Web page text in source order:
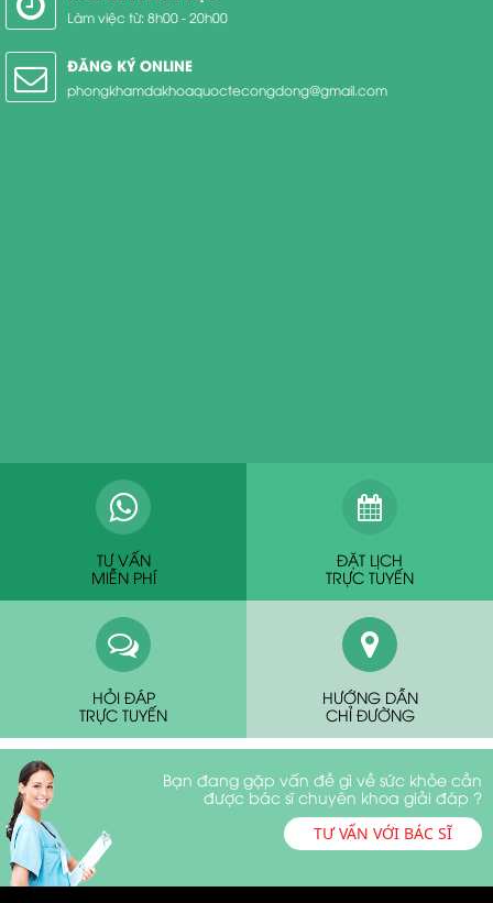
Làm việc từ: 8h00 - 20h00
ĐĂNG KÝ ONLINE
phongkhamdakhoaquoctecongdong@gmail.com
TƯ VẤN
MIỄN PHÍ
ĐẶT LỊCH
TRỰC TUYẾN
HỎI ĐÁP
TRỰC TUYẾN
HƯỚNG DẪN
CHỈ ĐƯỜNG
Bạn đang gặp vấn đề gì về sức khỏe cần
được bác sĩ chuyên khoa giải đáp ?
TƯ VẤN VỚI BÁC SĨ